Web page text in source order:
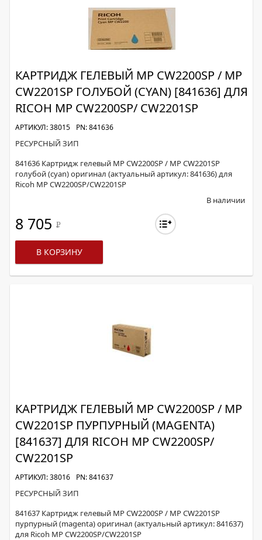
КАРТРИДЖ ГЕЛЕВЫЙ MP CW2200SP / MP
CW2201SP ГОЛУБОЙ (CYAN) [841636] ДЛЯ
RICOH MP CW2200SP/ CW2201SP
АРТИКУЛ: 38015 PN: 841636
РЕСУРСНЫЙ ЗИП
841636 Картридж гелевый MP CW2200SP / MP CW2201SP
голубой (cyan) оригинал (актуальный артикул: 841636) для
Ricoh MP CW2200SP/CW2201SP
В наличии
8 705 Р
В КОРЗИНУ
КАРТРИДЖ ГЕЛЕВЫЙ MP CW2200SP / MP
CW2201SP ПУРПУРНЫЙ (MAGENTA)
[841637] ДЛЯ RICOH MP CW2200SP/
CW2201SP
АРТИКУЛ: 38016 PN: 841637
РЕСУРСНЫЙ ЗИП
841637 Картридж гелевый MP CW2200SP / MP CW2201SP
пурпурный (magenta) оригинал (актуальный артикул: 841637)
для Ricoh MP CW2200SP/CW2201SP